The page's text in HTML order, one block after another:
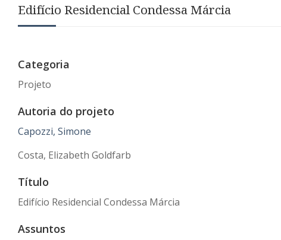
Edifício Residencial Condessa Márcia
Categoria
Projeto
Autoria do projeto
Capozzi, Simone
Costa, Elizabeth Goldfarb
Título
Edifício Residencial Condessa Márcia
Assuntos